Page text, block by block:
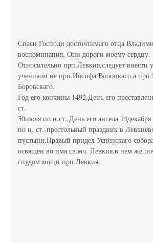
Спаси Господи досточтимаго отца
воспоминания. Они дороги моему сердцу.
Относительно прп.Левкия,следует
учеником не прп.Иосифа Волоцкаго,а
Боровскаго.
Год его кончины 1492.День его
ст.
30июля по н.ст..День его ангела
по н. ст.-престольный праздник в
пустыни.Правый придел Успенскаго
освящен во имя св.мч. Левкия,в нем же
спудом мощи прп.Левкия.